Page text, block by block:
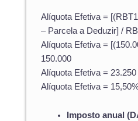
Alíquota Efetiva =
– Parcela a Deduzir] /
Alíquota Efetiva =
150.000
Alíquota Efetiva =
Alíquota Efetiva =
Imposto anual